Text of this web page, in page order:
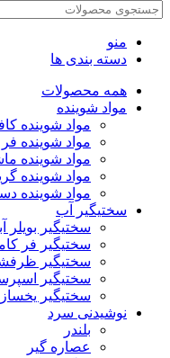
منو
دسته بندی ها
همه محصولات
مواد شوینده
مواد شوینده
مواد شوینده فر
مواد شوینده
مواد شوینده
مواد شوینده
سختیگیر آب
سختیگیر بویلر
سختیگیر فر
سختیگیر
سختیگیر
سختیگیر یخساز
نوشیدنی سرد
بلندر
عصاره گیر